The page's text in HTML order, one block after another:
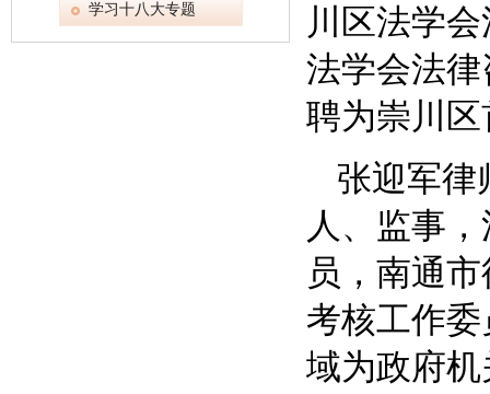
学习十八大专题
川区法学
法学会法
聘为崇川
张迎军律
人、监事
员，南通
考核工作
域为政府